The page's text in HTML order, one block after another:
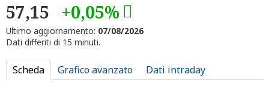
57,15 +0,05%
Ultimo aggiornamento: 07/08/2026
Dati differiti di 15 minuti.
Scheda Grafico avanzato Dati intraday